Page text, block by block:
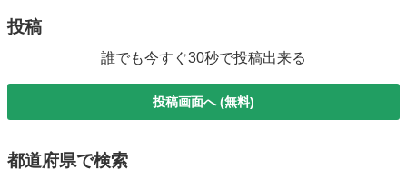
投稿
誰でも今すぐ30秒で投稿出来る
投稿画面へ (無料)
都道府県で検索